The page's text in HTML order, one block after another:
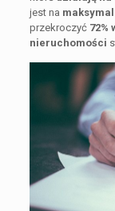
jest na
przekroczyć 72%
nieruchomości